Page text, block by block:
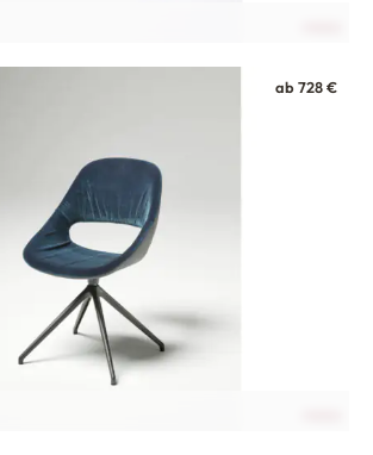
ab 728 €